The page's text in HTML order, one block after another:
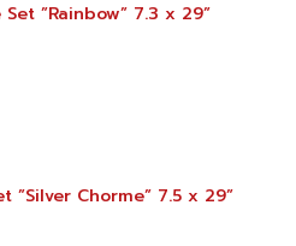
Set ”Rainbow” 7.3 x 29”
”Silver Chorme” 7.5 x 29”